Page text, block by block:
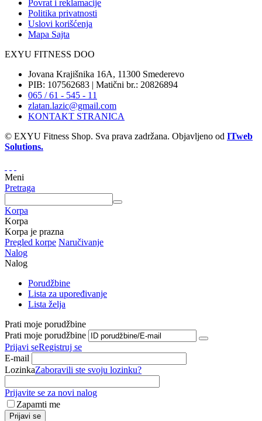
Povrat i reklamacije
Politika privatnosti
Uslovi korišćenja
Mapa Sajta
EXYU FITNESS DOO
Jovana Krajišnika 16A, 11300 Smederevo
PIB: 107562683 | Matični br.: 20826894
065 / 61 - 545 - 11
zlatan.lazic@gmail.com
KONTAKT STRANICA
© EXYU Fitness Shop. Sva prava zadržana. Objavljeno od ITweb
Solutions.
Meni
Pretraga
Korpa
Korpa
Korpa je prazna
Pregled korpe Naručivanje
Nalog
Nalog
Porudžbine
Lista za upoređivanje
Lista želja
Prati moje porudžbine
Prati moje porudžbine
Prijavi seRegistruj se
E-mail
LozinkaZaboravili ste svoju lozinku?
Prijavite se za novi nalog
Zapamti me
Prijavi se